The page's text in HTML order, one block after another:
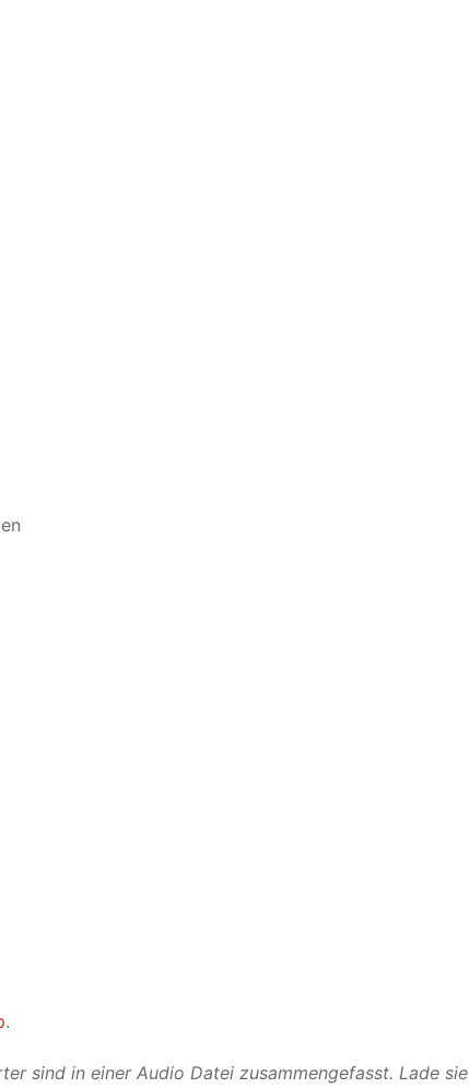
.
sind in einer Audio Datei zusammengefasst. Lade sie